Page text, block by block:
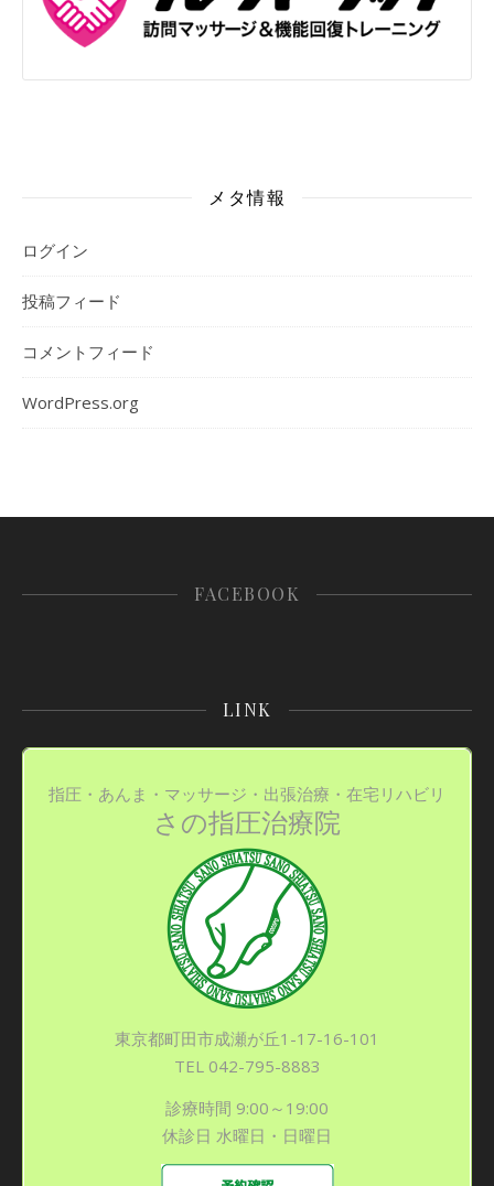
メタ情報
ログイン
投稿フィード
コメントフィード
WordPress.org
FACEBOOK
LINK
指圧・あんま・マッサージ・出張治療・在宅リハビリ
さの指圧治療院
東京都町田市成瀬が丘1-17-16-101
TEL 042-795-8883
診療時間 9:00～19:00
休診日 水曜日・日曜日